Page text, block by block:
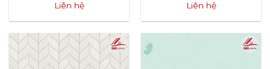
Liên hệ
Liên hệ